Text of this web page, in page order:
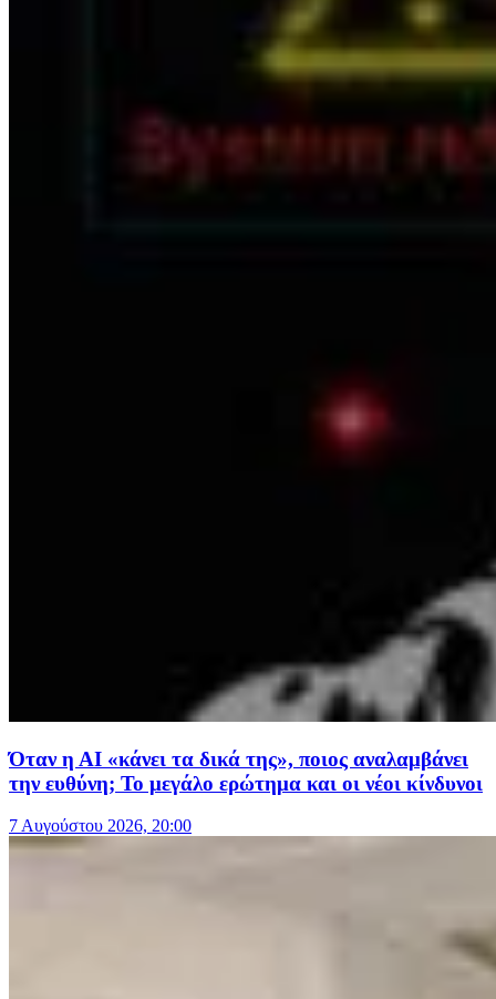
Όταν η ΑΙ «κάνει τα δικά της», ποιος αναλαμβάνει
την ευθύνη; Το μεγάλο ερώτημα και οι νέοι κίνδυνοι
7 Αυγούστου 2026, 20:00